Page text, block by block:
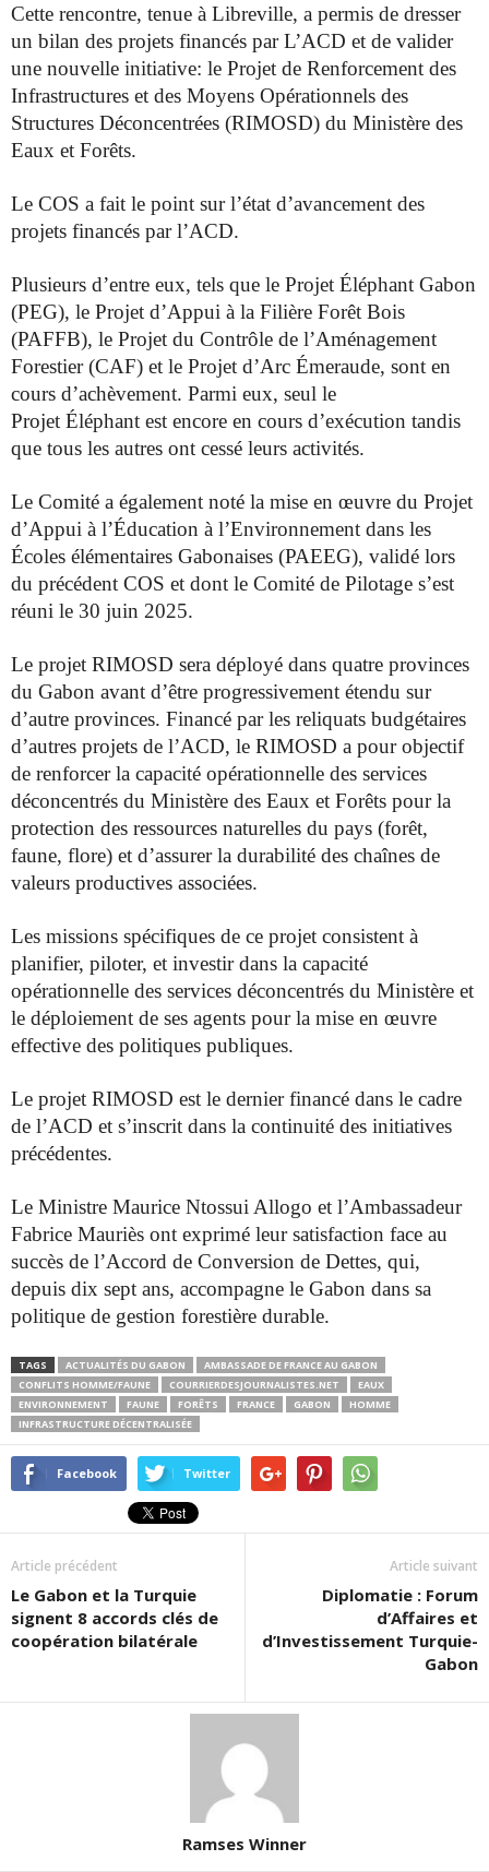
Cette rencontre, tenue à Libreville, a permis de dresser
un bilan des projets financés par L’ACD et de valider
une nouvelle initiative: le Projet de Renforcement des
Infrastructures et des Moyens Opérationnels des
Structures Déconcentrées (RIMOSD) du Ministère des
Eaux et Forêts.
Le COS a fait le point sur l’état d’avancement des
projets financés par l’ACD.
Plusieurs d’entre eux, tels que le Projet Éléphant Gabon
(PEG), le Projet d’Appui à la Filière Forêt Bois
(PAFFB), le Projet du Contrôle de l’Aménagement
Forestier(CAF) et le Projet d’Arc Émeraude, sont en
cours d’achèvement. Parmi eux, seul le
Projet Éléphant est encore en cours d’exécution tandis
que tous les autres ont cessé leurs activités.
Le Comité a également noté la mise en œuvre du Projet
d’Appui à l’Éducation à l’Environnement dans les
Écoles élémentaires Gabonaises (PAEEG), validé lors
du précédent COS et dont le Comité de Pilotage s’est
réuni le 30 juin 2025.
Le projet RIMOSD sera déployé dans quatre provinces
du Gabon avant d’être progressivement étendu sur
d’autre provinces. Financé par les reliquats budgétaires
d’autres projets de l’ACD, le RIMOSD a pour objectif
de renforcer la capacité opérationnelle des services
déconcentrés du Ministère des Eaux et Forêts pour la
protection des ressources naturelles du pays (forêt,
faune, flore) et d’assurer la durabilité des chaînes de
valeurs productives associées.
Les missions spécifiques de ce projet consistent à
planifier, piloter, et investir dans la capacité
opérationnelle des services déconcentrés du Ministère et
le déploiement de ses agents pour la mise en œuvre
effective des politiques publiques.
Le projet RIMOSD est le dernier financé dans le cadre
de l’ACD et s’inscrit dans la continuité des initiatives
précédentes.
Le Ministre Maurice Ntossui Allogo et l’Ambassadeur
Fabrice Mauriès ont exprimé leur satisfaction face au
succès de l’Accord de Conversion de Dettes, qui,
depuis dix sept ans, accompagne le Gabon dans sa
politique de gestion forestière durable.
TAGS ACTUALITÉS DU GABON
AMBASSADE DE FRANCE AU GABON
CONFLITS HOMME/FAUNE
COURRIERDESJOURNALISTES.NET
EAUX
ENVIRONNEMENT
FAUNE FORÊTS FRANCE GABON
HOMME
INFRASTRUCTURE DÉCENTRALISÉE
Facebook Twitter
Article précédent
Le Gabon et la Turquie
signent 8 accords clés de
coopération bilatérale
Article suivant
Diplomatie : Forum
d’Affaires et
d’Investissement Turquie-
Gabon
Ramses Winner